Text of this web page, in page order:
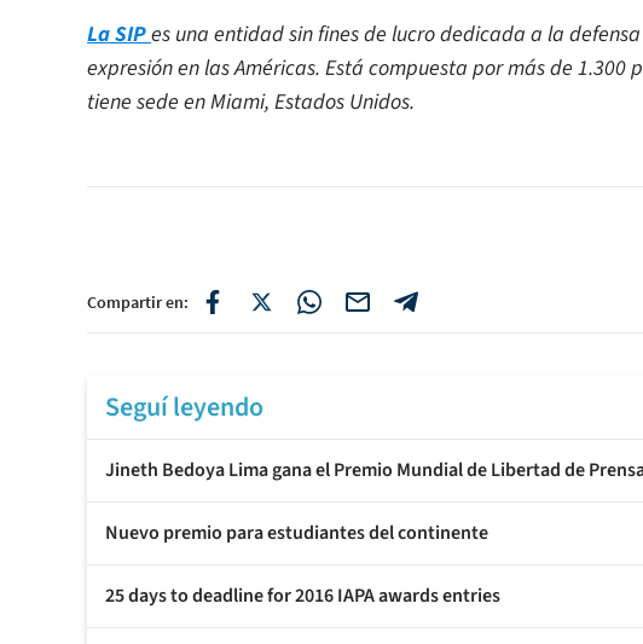
La SIPes una entidad sin fines de lucro dedicada a la
expresión en las Américas. Está compuesta por más de
tiene sede en Miami, Estados Unidos.
Compartir en:
Seguí leyendo
Jineth Bedoya Lima gana el Premio Mundial de Libertad de
Nuevo premio para estudiantes del continente
25 days to deadline for 2016 IAPA awards entries